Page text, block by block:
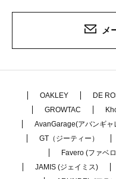
メ
OAKLEY DE
GROWTAC
AvanGarage(アバンギャ
GT（ジーティー）
Favero (ファベ
JAMIS (ジェイミス)